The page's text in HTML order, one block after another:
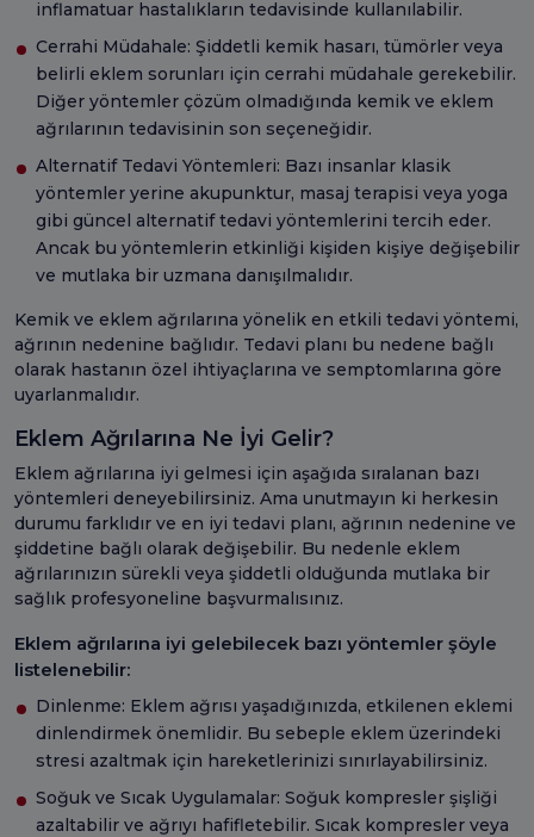
inflamatuar hastalıkların tedavisinde kullanılabilir.
Cerrahi Müdahale: Şiddetli kemik hasarı, tümörler veya
belirli eklem sorunları için cerrahi müdahale gerekebilir.
Diğer yöntemler çözüm olmadığında kemik ve eklem
ağrılarının tedavisinin son seçeneğidir.
Alternatif Tedavi Yöntemleri: Bazı insanlar klasik
yöntemler yerine akupunktur, masaj terapisi veya yoga
gibi güncel alternatif tedavi yöntemlerini tercih eder.
Ancak bu yöntemlerin etkinliği kişiden kişiye değişebilir
ve mutlaka bir uzmana danışılmalıdır.
Kemik ve eklem ağrılarına yönelik en etkili tedavi yöntemi,
ağrının nedenine bağlıdır. Tedavi planı bu nedene bağlı
olarak hastanın özel ihtiyaçlarına ve semptomlarına göre
uyarlanmalıdır.
Eklem Ağrılarına Ne İyi Gelir?
Eklem ağrılarına iyi gelmesi için aşağıda sıralanan bazı
yöntemleri deneyebilirsiniz. Ama unutmayın ki herkesin
durumu farklıdır ve en iyi tedavi planı, ağrının nedenine ve
şiddetine bağlı olarak değişebilir. Bu nedenle eklem
ağrılarınızın sürekli veya şiddetli olduğunda mutlaka bir
sağlık profesyoneline başvurmalısınız.
Eklem ağrılarına iyi gelebilecek bazı yöntemler şöyle
listelenebilir:
Dinlenme: Eklem ağrısı yaşadığınızda, etkilenen eklemi
dinlendirmek önemlidir. Bu sebeple eklem üzerindeki
stresi azaltmak için hareketlerinizi sınırlayabilirsiniz.
Soğuk ve Sıcak Uygulamalar: Soğuk kompresler şişliği
azaltabilir ve ağrıyı hafifletebilir. Sıcak kompresler veya